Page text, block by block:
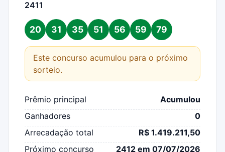
2411
20 31 35 51 56 59 79
Este concurso acumulou para o próximo
sorteio.
Prêmio principal
Acumulou
Ganhadores
0
Arrecadação total
R$ 1.419.211,50
Próximo concurso
2412 em 07/07/2026